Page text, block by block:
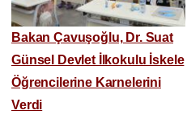
Bakan Çavuşoğlu, Dr. Suat
Günsel Devlet İlkokulu İskele
Öğrencilerine Karnelerini
Verdi